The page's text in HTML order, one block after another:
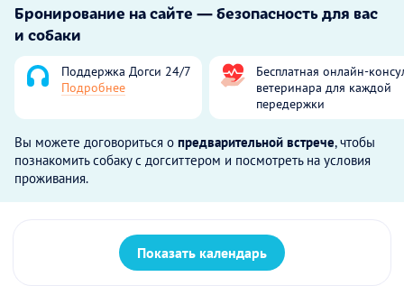
Бронирование на сайте — безопасность для вас
и собаки
Поддержка Догси 24/7
Подробнее
Бесплатная онлайн-
ветеринара для каждой
передержки
Вы можете договориться о предварительной встрече, чтобы
познакомить собаку с догситтером и посмотреть на условия
проживания.
Показать календарь